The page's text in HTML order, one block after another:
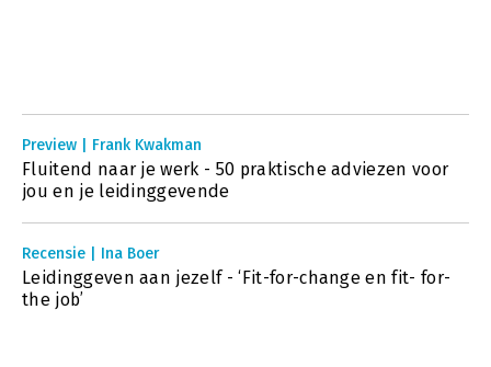
Preview | Frank Kwakman
Fluitend naar je werk - 50 praktische adviezen voor
jou en je leidinggevende
Recensie | Ina Boer
Leidinggeven aan jezelf - ‘Fit-for-change en fit- for-
the job’